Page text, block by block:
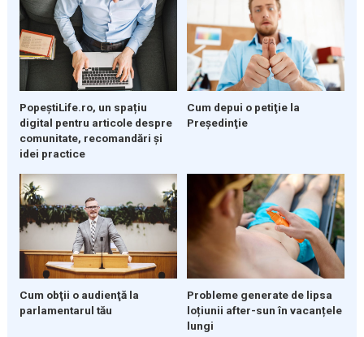
PopeștiLife.ro, un spațiu
digital pentru articole despre
comunitate, recomandări și
idei practice
Cum depui o petiţie la
Preşedinţie
Cum obţii o audienţă la
parlamentarul tău
Probleme generate de lipsa
loțiunii after-sun în vacanțele
lungi